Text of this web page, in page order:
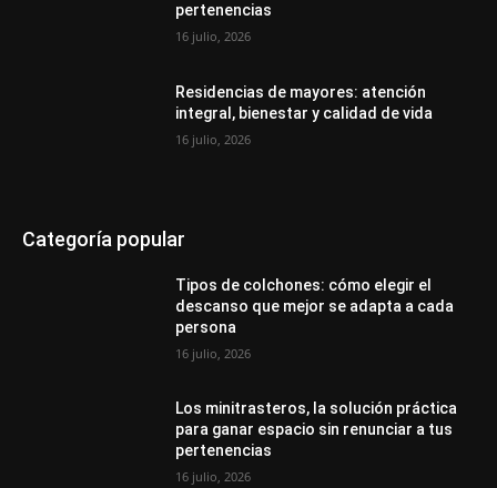
pertenencias
16 julio, 2026
Residencias de mayores: atención
integral, bienestar y calidad de vida
16 julio, 2026
Categoría popular
Tipos de colchones: cómo elegir el
descanso que mejor se adapta a cada
persona
16 julio, 2026
Los minitrasteros, la solución práctica
para ganar espacio sin renunciar a tus
pertenencias
16 julio, 2026